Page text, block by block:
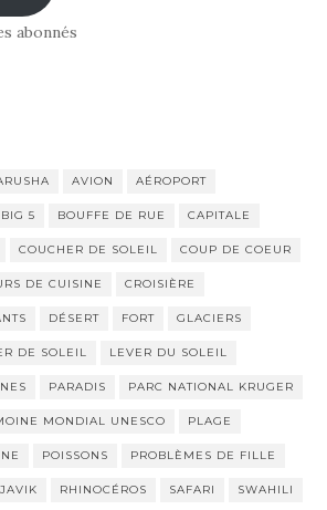
abonnés
AVION AÉROPORT
BIG 5 BOUFFE DE RUE CAPITALE
COUCHER DE SOLEIL COUP DE COEUR
DE CUISINE CROISIÈRE
DÉSERT FORT GLACIERS
DE SOLEIL LEVER DU SOLEIL
PARADIS PARC NATIONAL KRUGER
MONDIAL UNESCO PLAGE
POISSONS PROBLÈMES DE FILLE
RHINOCÉROS SAFARI SWAHILI